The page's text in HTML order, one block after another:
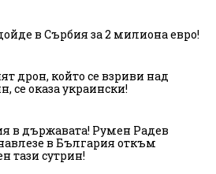
в Сърбия за 2 милиона евро!
дрон, който се взриви над
се оказа украински!
в държавата! Румен Радев
в България откъм
тази сутрин!